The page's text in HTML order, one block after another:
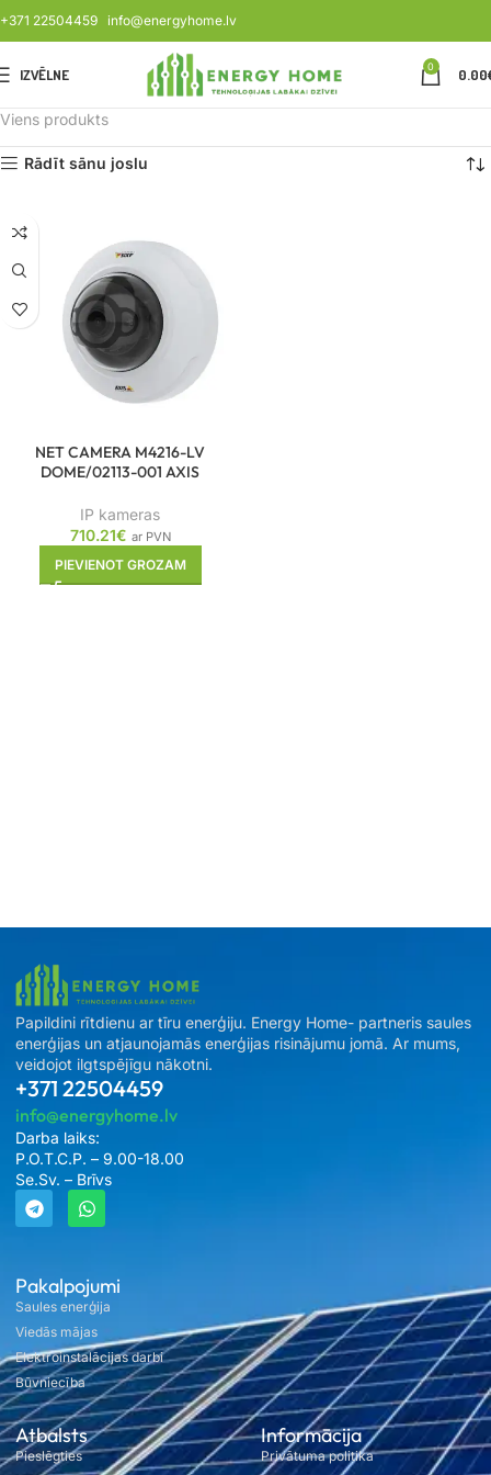
+371 22504459 info@energyhome.lv
IZVĒLNE 0 0.00
Viens produkts
Rādīt sānu joslu
NET CAMERA M4216-LV
DOME/02113-001 AXIS
IP kameras
710.21€ ar PVN
PIEVIENOT GROZAM
Pakalpojumi
Saules enerģija
Viedās mājas
Elektroinstalācijas darbi
Būvniecība
Atbalsts
Pieslēgties
Informācija
Privātuma politika
Papildini rītdienu ar tīru enerģiju. Energy Home- partneris saules
enerģijas un atjaunojamās enerģijas risinājumu jomā. Ar mums,
veidojot ilgtspējīgu nākotni.
+371 22504459
info@energyhome.lv
Darba laiks:
P.O.T.C.P. – 9.00-18.00
Se.Sv. – Brīvs